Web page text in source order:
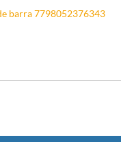
barra 7798052376343